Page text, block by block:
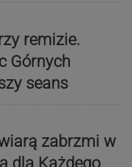
remizie.
Górnych
seans
zabrzmi w